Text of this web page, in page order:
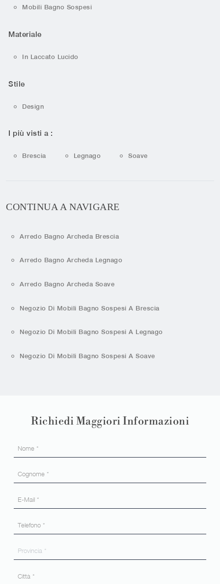
Mobili Bagno Sospesi
Materiale
In Laccato Lucido
Stile
Design
I più visti a :
Brescia Legnago Soave
CONTINUA A NAVIGARE
Arredo Bagno Archeda Brescia
Arredo Bagno Archeda Legnago
Arredo Bagno Archeda Soave
Negozio Di Mobili Bagno Sospesi A Brescia
Negozio Di Mobili Bagno Sospesi A Legnago
Negozio Di Mobili Bagno Sospesi A Soave
Richiedi Maggiori Informazioni